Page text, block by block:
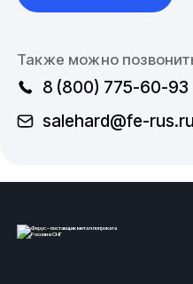
Также можно
8 (800) 775-60-93
salehard@fe-rus.ru